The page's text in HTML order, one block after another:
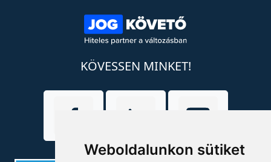
Weboldalunkon sütiket
KÖVESSEN MINKET!